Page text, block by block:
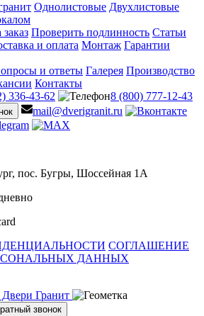
Однолистовые Двухлистовые
Проверить подлинность Статьи
и оплата Монтаж Гарантии
и ответы Галерея Производство
Контакты
336-43-62
8 (800) 777-12-43
mail@dverigranit.ru
пос. Бугры, Шоссейная 1А
СОГЛАШЕНИЕ
ДАННЫХ
звонок